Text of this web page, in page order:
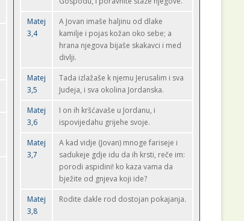
Matej
3,4
A Jovan imaše haljinu od dlake
kamilje i pojas kožan oko sebe; a
hrana njegova bijaše skakavci i med
divlji.
Matej
3,5
Tada izlažaše k njemu Jerusalim i sva
Judeja, i sva okolina Jordanska.
Matej
3,6
I on ih kršćavaše u Jordanu, i
ispovijedahu grijehe svoje.
Matej
3,7
A kad vidje (Jovan) mnoge fariseje i
sadukeje gdje idu da ih krsti, reče im:
porodi aspidini! ko kaza vama da
bježite od gnjeva koji ide?
Matej
3,8
Rodite dakle rod dostojan pokajanja.